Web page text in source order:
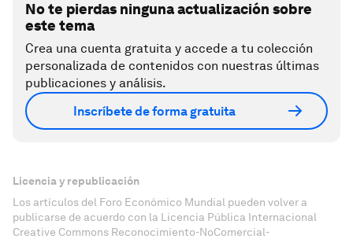
No te pierdas ninguna actualización sobre
este tema
Crea una cuenta gratuita y accede a tu colección
personalizada de contenidos con nuestras últimas
publicaciones y análisis.
Inscríbete de forma gratuita
Licencia y republicación
Los artículos del Foro Económico Mundial pueden volver a
publicarse de acuerdo con la Licencia Pública Internacional
Creative Commons Reconocimiento-NoComercial-